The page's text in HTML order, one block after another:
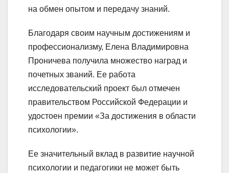
на обмен опытом и передачу знаний.
Благодаря своим научным достижениям и
профессионализму, Елена Владимировна
Проничева получила множество наград и
почетных званий. Ее работа
исследовательский проект был отмечен
правительством Российской Федерации и
удостоен премии «За достижения в области
психологии».
Ее значительный вклад в развитие научной
психологии и педагогики не может быть